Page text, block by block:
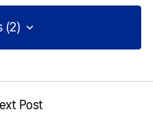
(2)
(2)
신약의 가치와 미래 성
Post